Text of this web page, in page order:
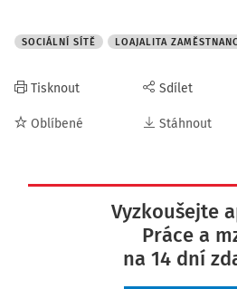
SOCIÁLNÍ SÍTĚ LOAJALITA
Tisknout
Oblíbené
Sdílet
Stáhnout
Vyzkoušejte
Práce a
na 14 dní